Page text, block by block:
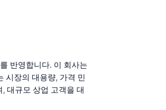
반영합니다. 이 회사는
시장의 대용량, 가격 민
대규모 상업 고객을 대